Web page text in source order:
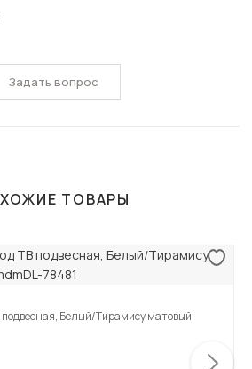
Задать вопрос
ТОВАРЫ
Белый/Тирамису матовый